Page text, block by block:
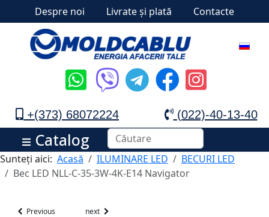
Despre noi Livrate și plată Contacte
+(373) 68072224 (022)-40-13-40
Catalog
Sunteți aici: Acasă ILUMINARE LED
BECURI LED
Bec LED NLL-C-35-3W-4K-E14 Navigator
Previous next